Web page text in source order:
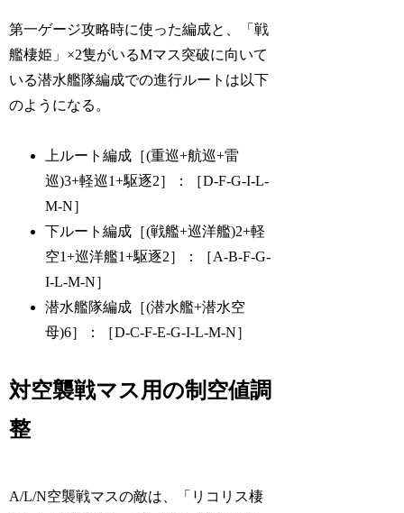
第一ゲージ攻略時に使った編成と、「戦
艦棲姫」×2隻がいるMマス突破に向いて
いる潜水艦隊編成での進行ルートは以下
のようになる。
上ルート編成［(重巡+航巡+雷
巡)3+軽巡1+駆逐2］：［D-F-G-I-L-
M-N］
下ルート編成［(戦艦+巡洋艦)2+軽
空1+巡洋艦1+駆逐2］：［A-B-F-G-
I-L-M-N］
潜水艦隊編成［(潜水艦+潜水空
母)6］：［D-C-F-E-G-I-L-M-N］
対空襲戦マス用の制空値調
整
A/L/N空襲戦マスの敵は、「リコリス棲